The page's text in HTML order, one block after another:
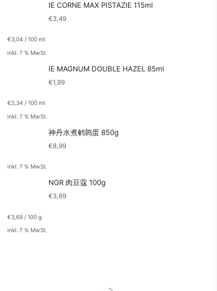
IE CORNE MAX PISTAZIE 115ml
€3,49
€3,04 / 100 ml
inkl. 7 % MwSt.
IE MAGNUM DOUBLE HAZEL 85ml
€1,99
€2,34 / 100 ml
inkl. 7 % MwSt.
神丹水煮鹌鹑蛋 850g
€8,99
inkl. 7 % MwSt.
NGR 肉豆蔻 100g
€3,69
€3,69 / 100 g
inkl. 7 % MwSt.